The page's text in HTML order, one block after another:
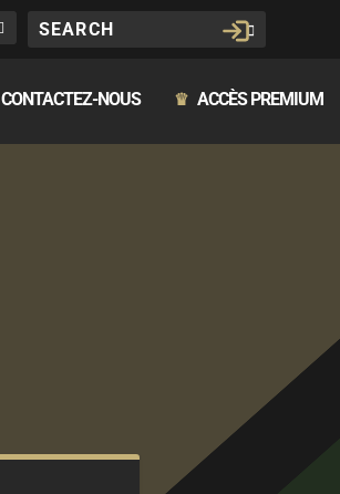
CONTACTEZ-NOUS ♛ ACCÈS PREMIUM